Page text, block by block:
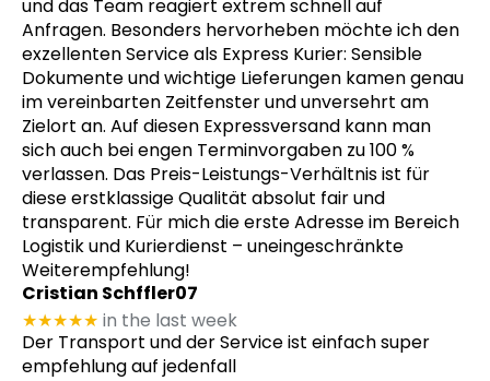
und das Team reagiert extrem schnell auf
Anfragen. Besonders hervorheben möchte ich den
exzellenten Service als Express Kurier: Sensible
Dokumente und wichtige Lieferungen kamen genau
im vereinbarten Zeitfenster und unversehrt am
Zielort an. Auf diesen Expressversand kann man
sich auch bei engen Terminvorgaben zu 100 %
verlassen. Das Preis-Leistungs-Verhältnis ist für
diese erstklassige Qualität absolut fair und
transparent. Für mich die erste Adresse im Bereich
Logistik und Kurierdienst – uneingeschränkte
Weiterempfehlung!
Cristian Schffler07
★★★★★ in the last week
Der Transport und der Service ist einfach super
empfehlung auf jedenfall